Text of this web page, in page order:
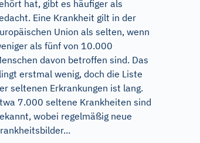
hat, gibt es häufiger als
Eine Krankheit gilt in der
Union als selten, wenn
als fünf von 10.000
davon betroffen sind. Das
erstmal wenig, doch die Liste
seltenen Erkrankungen ist lang.
7.000 seltene Krankheiten sind
wobei regelmäßig neue